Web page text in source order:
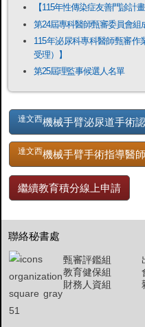
【115年性傳染症友善門診計
第24屆專科醫師甄審委員會組
115年泌尿科專科醫師甄審作
受理）】
第25屆理監事候選人名單
達文西機械手臂泌尿道手術
達文西機械手臂手術指導醫
繼續教育積分線上申請
聯絡秘書處
甄審評鑑組
教育健保組
財務人資組